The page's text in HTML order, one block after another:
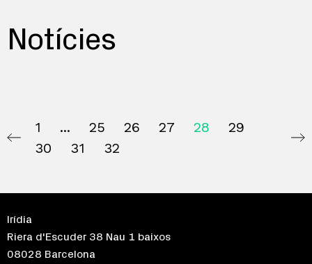
Notícies
1 25 26 27 28
29
30
31 32
Irídia
Riera d'Escuder 38 Nau 1 baixos
08028 Barcelona